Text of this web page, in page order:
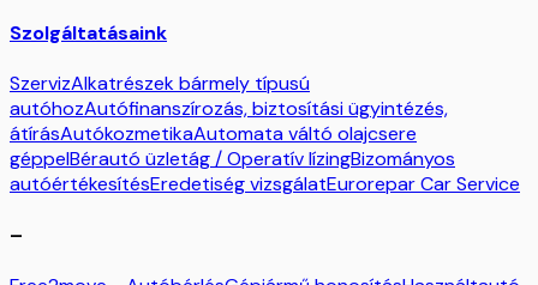
Szolgáltatásaink
SzervizAlkatrészek bármely típusú
autóhozAutófinanszírozás, biztosítási ügyintézés,
átírásAutókozmetikaAutomata váltó olajcsere
géppelBérautó üzletág / Operatív lízingBizományos
autóértékesítésEredetiség vizsgálatEurorepar Car Service
–